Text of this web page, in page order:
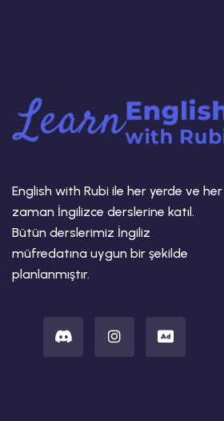
English with Rubi ile her yerde ve her
zaman İngilizce derslerine katıl.
Bütün derslerimiz İngiliz
müfredatına uygun bir şekilde
planlanmıştır.